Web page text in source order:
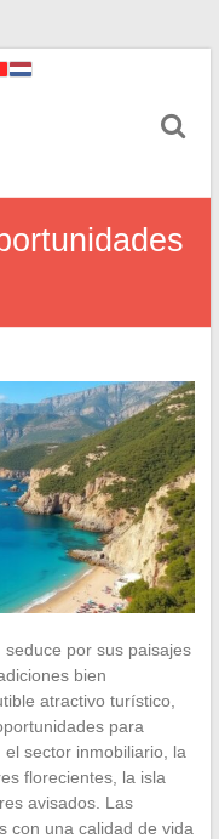
por sus paisajes
bien
atractivo turístico,
para
sector inmobiliario, la
florecientes, la isla
avisados. Las
con una calidad de vida